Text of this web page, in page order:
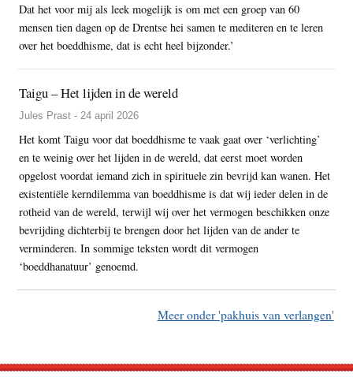
Dat het voor mij als leek mogelijk is om met een groep van 60
mensen tien dagen op de Drentse hei samen te mediteren en te leren
over het boeddhisme, dat is echt heel bijzonder.’
Taigu – Het lijden in de wereld
Jules Prast - 24 april 2026
Het komt Taigu voor dat boeddhisme te vaak gaat over ‘verlichting’
en te weinig over het lijden in de wereld, dat eerst moet worden
opgelost voordat iemand zich in spirituele zin bevrijd kan wanen. Het
existentiële kerndilemma van boeddhisme is dat wij ieder delen in de
rotheid van de wereld, terwijl wij over het vermogen beschikken onze
bevrijding dichterbij te brengen door het lijden van de ander te
verminderen. In sommige teksten wordt dit vermogen
‘boeddhanatuur’ genoemd.
Meer onder 'pakhuis van verlangen'